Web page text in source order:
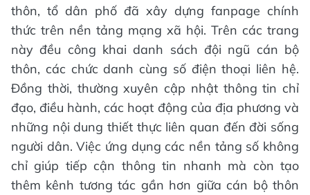
thôn, tổ dân phố đã xây dựng fanpage chính
thức trên nền tảng mạng xã hội. Trên các trang
này đều công khai danh sách đội ngũ cán bộ
thôn, các chức danh cùng số điện thoại liên hệ.
Đồng thời, thường xuyên cập nhật thông tin chỉ
đạo, điều hành, các hoạt động của địa phương và
những nội dung thiết thực liên quan đến đời sống
người dân. Việc ứng dụng các nền tảng số không
chỉ giúp tiếp cận thông tin nhanh mà còn tạo
thêm kênh tương tác gần hơn giữa cán bộ thôn